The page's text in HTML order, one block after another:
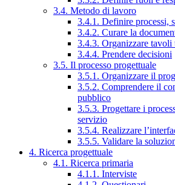
3.4. Metodo di lavoro
3.4.1. Definire processi,
3.4.2. Curare la
3.4.3. Organizzare
3.4.4. Prendere decisioni
3.5. Il processo progettuale
3.5.1. Organizzare il
3.5.2. Comprendere il
pubblico
3.5.3. Progettare i
servizio
3.5.4. Realizzare
3.5.5. Validare la
4. Ricerca progettuale
4.1. Ricerca primaria
4.1.1. Interviste